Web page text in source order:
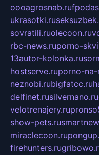
oooagrosnab.ru
ukrasotki.ru
sovratili.ruolecoon.ru
rbc-news.ruporno-
13autor-kolonka.ru
hostserve.ruporno-na-
neznobi.rubigfatcc.ru
delfinet.rusilvernano.ru
velotrenajery.ru
show-pets.ru
miraclecoon.ru
firehunters.ru